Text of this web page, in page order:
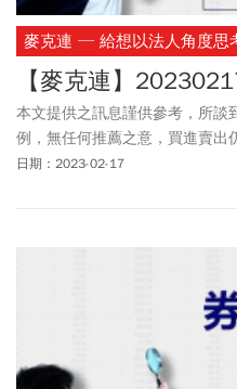
麥克連 ─ 給想以法人角度思
【麥克連】
本文提供之訊息謹供參考，所談
例，無任何推薦之意，買進賣出
供訂閱戶本人使用，非經授權嚴
日期：2023-02-17